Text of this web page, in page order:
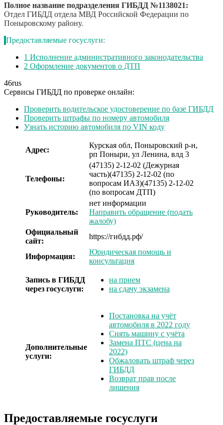
Полное название подразделения ГИБДД №1138021:
Отдел ГИБДД отдела МВД Российской Федерации по
Поныровскому району.
Предоставляемые госуслуги:
1 Исполнение административного законодательства
2 Оформление документов о ДТП
46rus
Сервисы ГИБДД по проверке онлайн:
Проверить водительское удостоверение по базе ГИБДД
Проверить штрафы по номеру автомобиля
Узнать историю автомобиля по VIN коду
Адрес:
Курская обл, Поныровский р-н,
рп Поныри, ул Ленина, влд 3
Телефоны:
(47135) 2-12-02 (Дежурная
часть)(47135) 2-12-02 (по
вопросам ИАЗ)(47135) 2-12-02
(по вопросам ДТП)
Руководитель:
нет информации
Направить обращение (подать
жалобу)
Официальный
сайт:
https://гибдд.рф/
Информация:
Юридическая помощь и
консультация
Запись в ГИБДД
через госуслуги:
на прием
на сдачу экзамена
Дополнительные
услуги:
Постановка на учёт
автомобиля в 2022 году
Снять машину с учёта
Замена ПТС (цена на
2022)
Обжаловать штраф через
ГИБДД
Возврат прав после
лишения
Предоставляемые госуслуги